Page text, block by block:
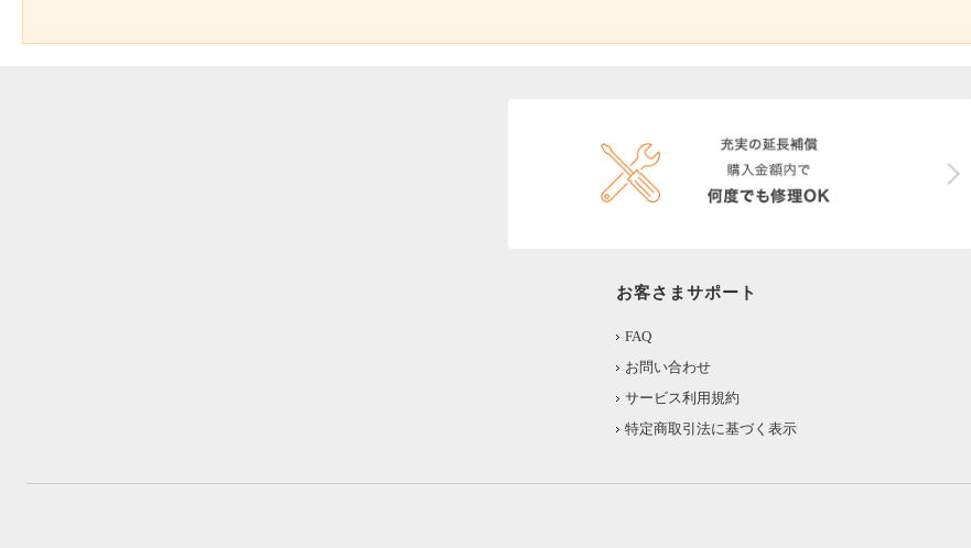
お客さまサポート
FAQ
お問い合わせ
サービス利用規約
特定商取引法に基づく表示